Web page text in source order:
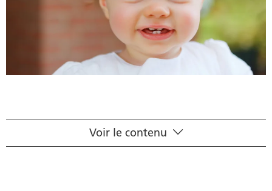
Poussée des dents
Voir le contenu